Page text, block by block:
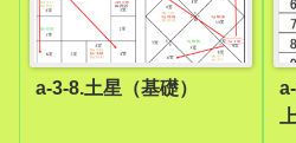
a-3-8.土星（基礎）